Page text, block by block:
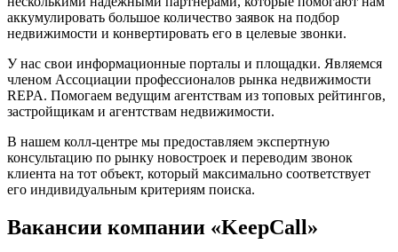
аккумулировать большое количество заявок на подбор
недвижимости и конвертировать его в целевые звонки.
У нас свои информационные порталы и площадки. Являемся
членом Ассоциации профессионалов рынка недвижимости
REPA. Помогаем ведущим агентствам из топовых рейтингов,
застройщикам и агентствам недвижимости.
В нашем колл-центре мы предоставляем экспертную
консультацию по рынку новостроек и переводим звонок
клиента на тот объект, который максимально соответствует
его индивидуальным критериям поиска.
Вакансии компании «KeepCall»